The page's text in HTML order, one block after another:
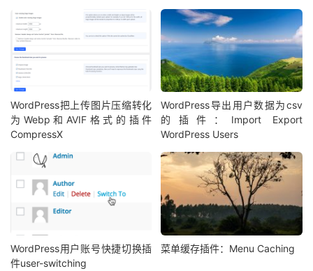
WordPress把上传图片压缩转化
为Webp和AVIF格式的插件
CompressX
WordPress导出用户数据为csv
的插件：Import Export
WordPress Users
WordPress用户账号快捷切换插
件user-switching
菜单缓存插件：Menu Caching